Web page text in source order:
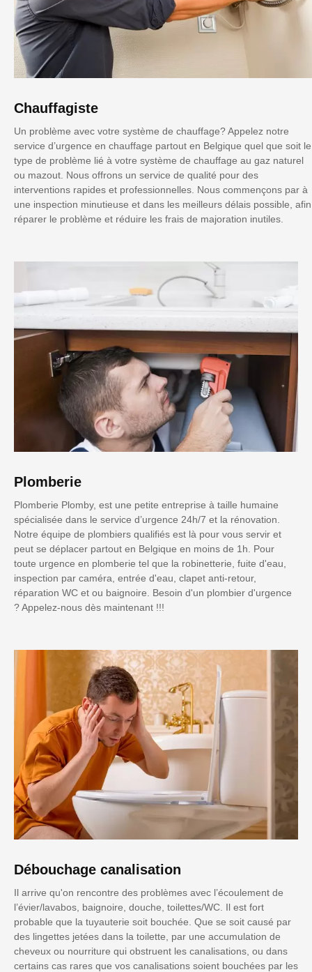
Chauffagiste
Un problème avec votre système de chauffage? Appelez notre
service d’urgence en chauffage partout en Belgique quel que soit le
type de problème lié à votre système de chauffage au gaz naturel
ou mazout. Nous offrons un service de qualité pour des
interventions rapides et professionnelles. Nous commençons par à
une inspection minutieuse et dans les meilleurs délais possible, afin
réparer le problème et réduire les frais de majoration inutiles.
Plomberie
Plomberie Plomby, est une petite entreprise à taille humaine
spécialisée dans le service d’urgence 24h/7 et la rénovation.
Notre équipe de plombiers qualifiés est là pour vous servir et
peut se déplacer partout en Belgique en moins de 1h. Pour
toute urgence en plomberie tel que la robinetterie, fuite d'eau,
inspection par caméra, entrée d'eau, clapet anti-retour,
réparation WC et ou baignoire. Besoin d'un plombier d'urgence
? Appelez-nous dès maintenant !!!
Débouchage canalisation
Il arrive qu'on rencontre des problèmes avec l’écoulement de
l’évier/lavabos, baignoire, douche, toilettes/WC. Il est fort
probable que la tuyauterie soit bouchée. Que se soit causé par
des lingettes jetées dans la toilette, par une accumulation de
cheveux ou nourriture qui obstruent les canalisations, ou dans
certains cas rares que vos canalisations soient bouchées par les